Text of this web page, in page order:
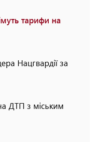
тарифи на
Нацгвардії за
ДТП з міським